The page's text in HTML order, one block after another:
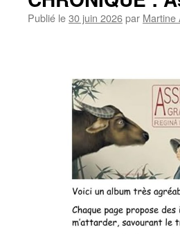
Publié le30 juin 2026par Martine